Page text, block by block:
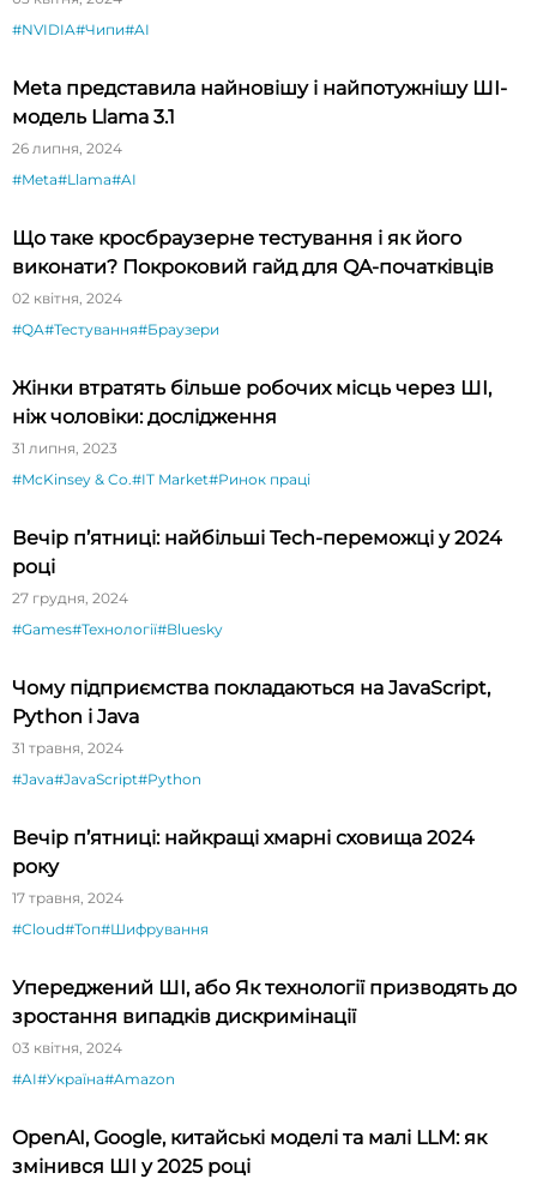
#NVIDIA#Чипи#AI
Meta представила найновішу і найпотужнішу ШІ-
модель Llama 3.1
26 липня, 2024
#Meta#Llama#AI
Що таке кросбраузерне тестування і як його
виконати? Покроковий гайд для QA-початківців
02 квітня, 2024
#QA#Тестування#Браузери
Жінки втратять більше робочих місць через ШІ,
ніж чоловіки: дослідження
31 липня, 2023
#McKinsey & Co.#IT Market#Ринок праці
Вечір п’ятниці: найбільші Tech-переможці у 2024
році
27 грудня, 2024
#Games#Технології#Bluesky
Чому підприємства покладаються на JavaScript,
Python і Java
31 травня, 2024
#Java#JavaScript#Python
Вечір п’ятниці: найкращі хмарні сховища 2024
року
17 травня, 2024
#Cloud#Топ#Шифрування
Упереджений ШІ, або Як технології призводять до
зростання випадків дискримінації
03 квітня, 2024
#AI#Україна#Amazon
OpenAI, Google, китайські моделі та малі LLM: як
змінився ШІ у 2025 році